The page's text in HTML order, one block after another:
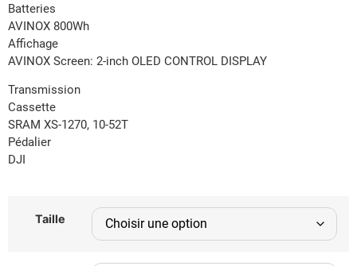
Batteries
AVINOX 800Wh
Affichage
AVINOX Screen: 2-inch OLED CONTROL DISPLAY
Transmission
Cassette
SRAM XS-1270, 10-52T
Pédalier
DJI
Taille